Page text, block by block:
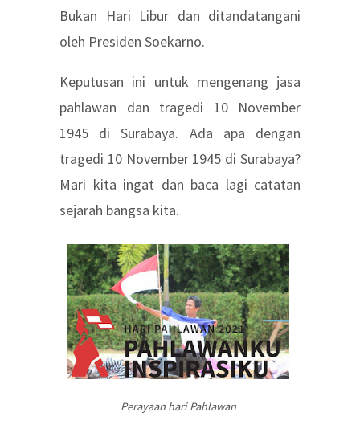
Bukan Hari Libur dan ditandatangani
oleh Presiden Soekarno.
Keputusan ini untuk mengenang jasa
pahlawan dan tragedi 10 November
1945 di Surabaya. Ada apa dengan
tragedi 10 November 1945 di Surabaya?
Mari kita ingat dan baca lagi catatan
sejarah bangsa kita.
Perayaan hari Pahlawan